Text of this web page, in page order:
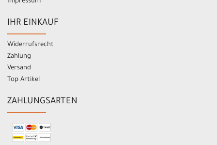
IHR EINKAUF
Widerrufsrecht
Zahlung
Versand
Top Artikel
ZAHLUNGSARTEN